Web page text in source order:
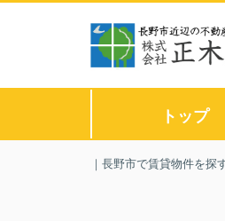
トップ
｜長野市で賃貸物件を探